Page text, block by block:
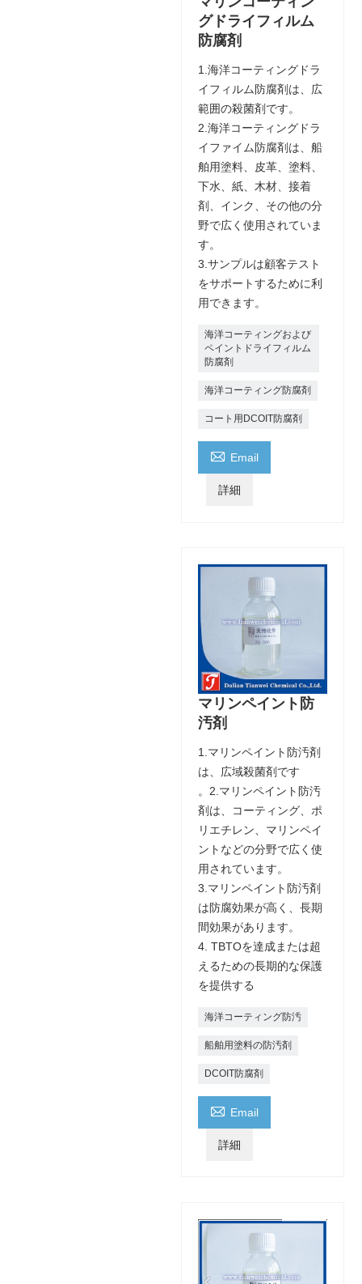
グドライフィルム
防腐剤
1.海洋コーティングドラ
イフィルム防腐剤は、広
範囲の殺菌剤です。
2.海洋コーティングドラ
イファイム防腐剤は、船
舶用塗料、皮革、塗料、
下水、紙、木材、接着
剤、インク、その他の分
野で広く使用されていま
す。
3.サンプルは顧客テスト
をサポートするために利
用できます。
海洋コーティングおよび
ペイントドライフィルム
防腐剤
海洋コーティング防腐剤
コート用DCOIT防腐剤
 Email
詳細
マリンペイント防
汚剤
1.マリンペイント防汚剤
は、広域殺菌剤です
。2.マリンペイント防汚
剤は、コーティング、ポ
リエチレン、マリンペイ
ントなどの分野で広く使
用されています。
3.マリンペイント防汚剤
は防腐効果が高く、長期
間効果があります。
4. TBTOを達成または超
えるための長期的な保護
を提供する
海洋コーティング防汚
船舶用塗料の防汚剤
DCOIT防腐剤
 Email
詳細